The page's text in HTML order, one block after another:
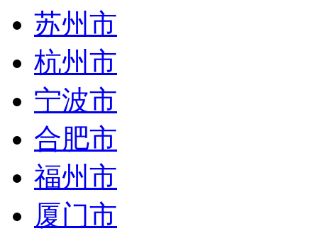
苏州市
杭州市
宁波市
合肥市
福州市
厦门市